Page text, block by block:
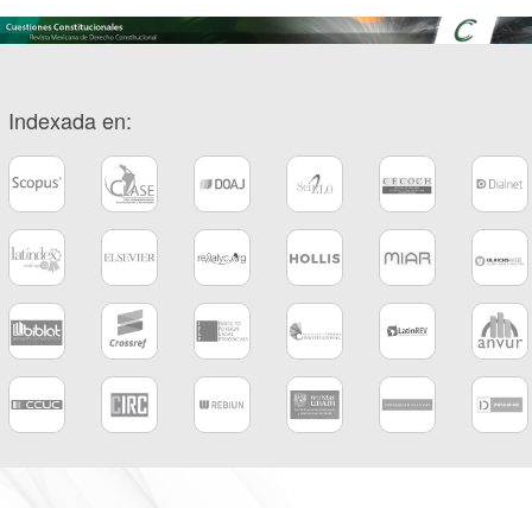
Indexada en: